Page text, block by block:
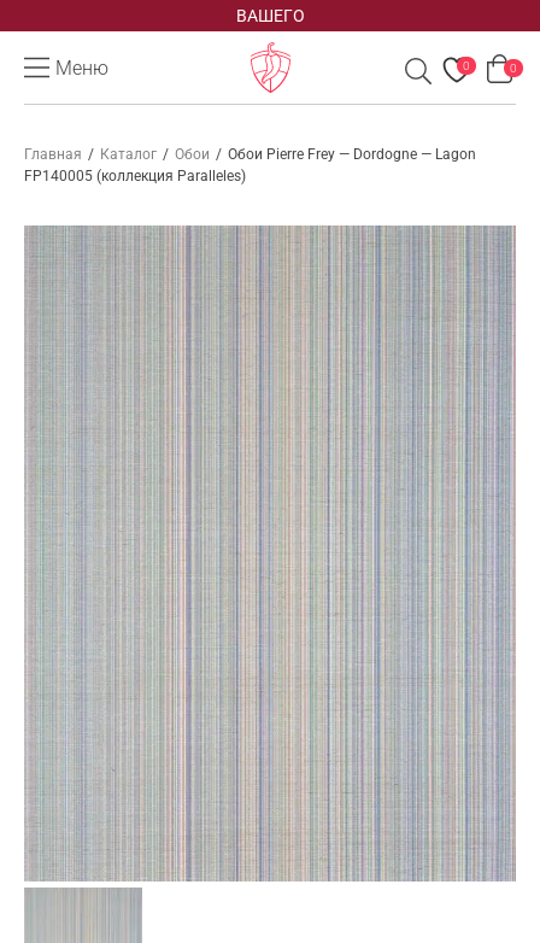
ВАШЕГО
Меню 0 0
Главная / Каталог / Обои / Обои Pierre Frey — Dordogne — Lagon
FP140005 (коллекция Paralleles)